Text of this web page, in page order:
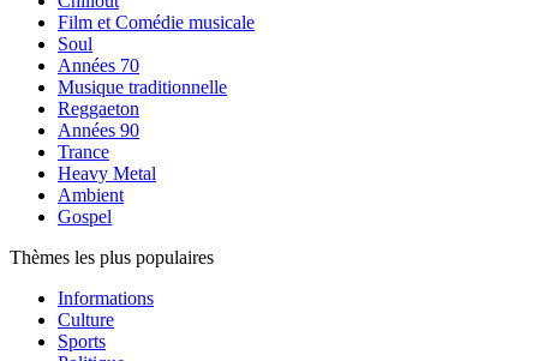
Film et Comédie musicale
Soul
Années 70
Musique traditionnelle
Reggaeton
Années 90
Trance
Heavy Metal
Ambient
Gospel
Thèmes les plus populaires
Informations
Culture
Sports